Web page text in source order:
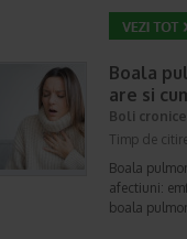
Boala
are si
Boli cronice
Timp de
Boala
afectiuni:
boala